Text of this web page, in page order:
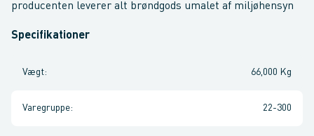
producenten leverer alt brøndgods umalet af miljøhensyn
Specifikationer
Vægt: 66,000 Kg
Varegruppe: 22-300